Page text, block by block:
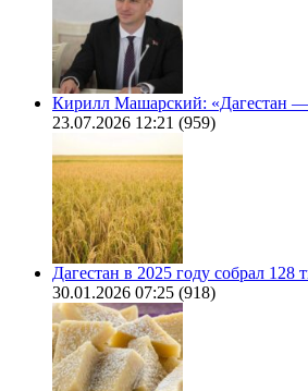
Кирилл Машарский: «Дагестан
23.07.2026 12:21 (959)
Дагестан в 2025 году собрал
30.01.2026 07:25 (918)